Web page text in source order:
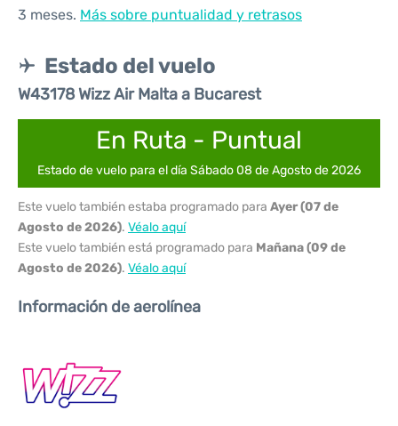
3 meses. Más sobre puntualidad y retrasos
Estado del vuelo
W43178 Wizz Air Malta a Bucarest
En Ruta - Puntual
Estado de vuelo para el día Sábado 08 de Agosto de 2026
Este vuelo también estaba programado para Ayer (07 de
Agosto de 2026). Véalo aquí
Este vuelo también está programado para Mañana (09 de
Agosto de 2026). Véalo aquí
Información de aerolínea